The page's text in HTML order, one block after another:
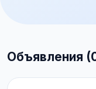
Объявления